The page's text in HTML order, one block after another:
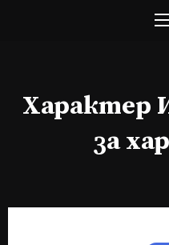
Характер
за